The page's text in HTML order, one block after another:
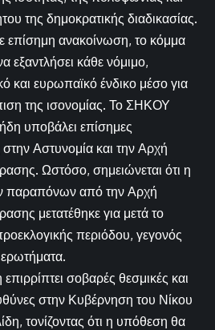
της δημοκρατικής διαδικασίας.
επίσημη ανακοίνωση, το κόμμα
εξαντλήσει κάθε νόμιμο,
και ευρωπαϊκό ένδικο μέσο για
της ισονομίας. Το ΣΗΚΟΥ
υποβάλει επίσημες
στην Αστυνομία και την Αρχή
Ωστόσο, σημειώνεται ότι η
παραπόνων από την Αρχή
μετατέθηκε για μετά το
περιόδου, γεγονός
ερωτήματα.
σοβαρές θεσμικές και
στην Κυβέρνηση του Νίκου
τονίζοντας ότι η υπόθεση θα